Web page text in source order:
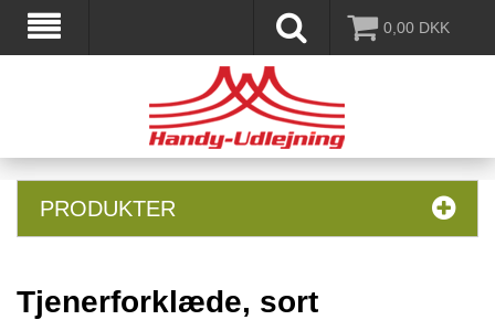
0,00 DKK
PRODUKTER
Tjenerforklæde, sort